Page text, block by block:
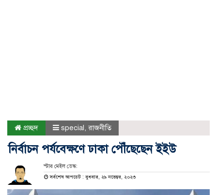
প্রচ্ছদ special, রাজনীতি
নির্বাচন পর্যবেক্ষণে ঢাকা পৌঁছেছেন ইইউ
স্টার মেইল ডেস্ক:
সর্বশেষ আপডেট : বুধবার, ২৯ নভেম্বর, ২০২৩